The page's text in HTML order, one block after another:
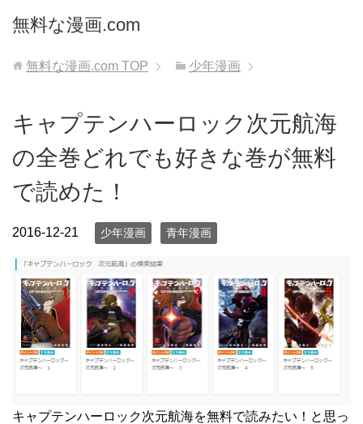
無料な漫画.com
無料な漫画.com TOP 少年漫画
キャプテンハーロック次元航海
の全巻どれでも好きな巻が無料
で読めた！
2016-12-21 少年漫画 青年漫画
キャプテンハーロック次元航海を無料で読みたい！と思っ